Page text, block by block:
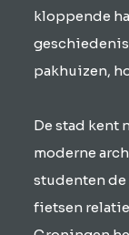
kloppende
pakhuizen,
De stad kent
moderne
studenten de
fietsen